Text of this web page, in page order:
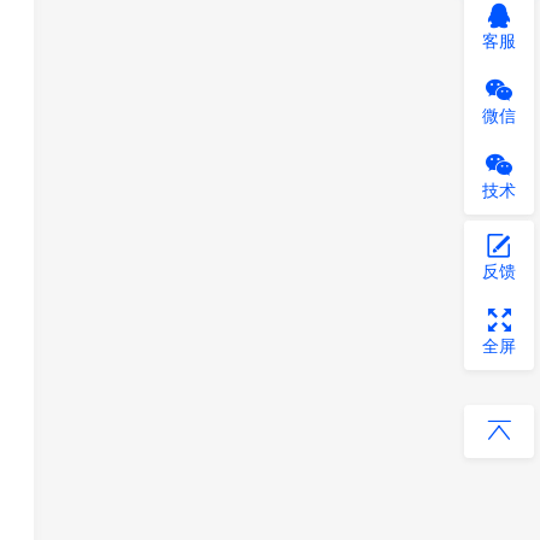
客服
微信
技术
反馈
全屏